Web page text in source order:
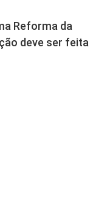
Reforma da
deve ser feita